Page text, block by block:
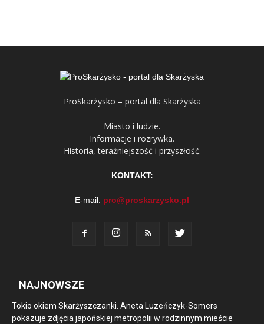
ProSkarżysko – portal dla Skarżyska
Miasto i ludzie.
Informacje i rozrywka.
Historia, teraźniejszość i przyszłość.
KONTAKT:
E-mail: pro@proskarzysko.pl
NAJNOWSZE
Tokio okiem Skarżyszczanki. Aneta Luzeńczyk-Somers
pokazuje zdjęcia japońskiej metropolii w rodzinnym mieście